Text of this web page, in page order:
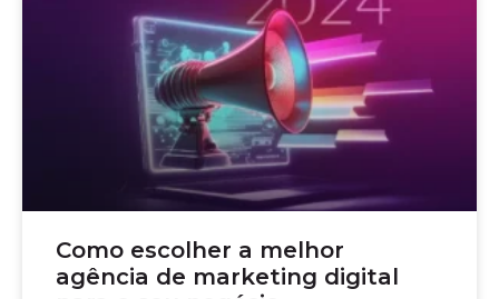
Como escolher a melhor
agência de marketing digital